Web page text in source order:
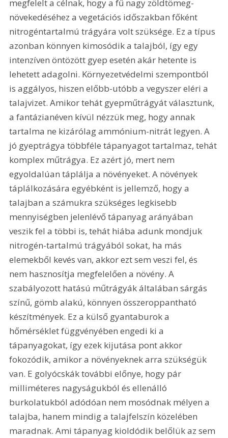
megfelelt a célnak, hogy a fű nagy zöldtömeg-
növekedéséhez a vegetációs időszakban főként
nitrogéntartalmú trágyára volt szüksége. Ez a típus
azonban könnyen kimosódik a talajból, így egy
intenzíven öntözött gyep esetén akár hetente is
lehetett adagolni. Környezetvédelmi szempontból
is aggályos, hiszen előbb-utóbb a vegyszer eléri a
talajvizet. Amikor tehát gyepműtrágyát választunk,
a fantázianéven kívül nézzük meg, hogy annak
tartalma ne kizárólag ammónium-nitrát legyen. A
jó gyeptrágya többféle tápanyagot tartalmaz, tehát
komplex műtrágya. Ez azért jó, mert nem
egyoldalúan táplálja a növényeket. A növények
táplálkozására egyébként is jellemző, hogy a
talajban a számukra szükséges legkisebb
mennyiségben jelenlévő tápanyag arányában
veszik fel a többi is, tehát hiába adunk mondjuk
nitrogén-tartalmú trágyából sokat, ha más
elemekből kevés van, akkor ezt sem veszi fel, és
nem hasznosítja megfelelően a növény. A
szabályozott hatású műtrágyák általában sárgás
színű, gömb alakú, könnyen összeroppantható
készítmények. Ez a külső gyantaburok a
hőmérséklet függvényében engedi ki a
tápanyagokat, így ezek kijutása pont akkor
fokozódik, amikor a növényeknek arra szükségük
van. E golyócskák további előnye, hogy pár
milliméteres nagyságukból és ellenálló
burkolatukból adódóan nem mosódnak mélyen a
talajba, hanem mindig a talajfelszín közelében
maradnak. Ami tápanyag kioldódik belőlük az sem